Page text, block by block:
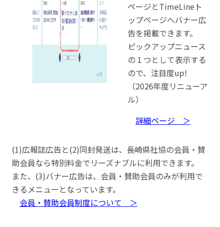
ページとTimeLineト
ップページへバナー広
告を掲載できます。
ピックアップニュース
の１つとして表示する
ので、注目度up!
（2026年度リニューア
ル）
詳細ページ ＞
(1)広報誌広告と(2)同封発送は、長崎県社協の会員・賛
助会員なら特別料金でリーズナブルに利用できます。
また、(3)バナー広告は、会員・賛助会員のみが利用で
きるメニューとなっています。
会員・賛助会員制度について ＞